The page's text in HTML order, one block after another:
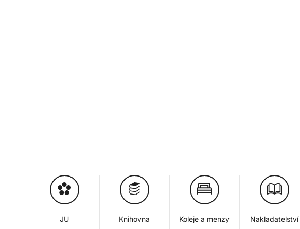
JU Knihovna Koleje a menzy Nakladatelství